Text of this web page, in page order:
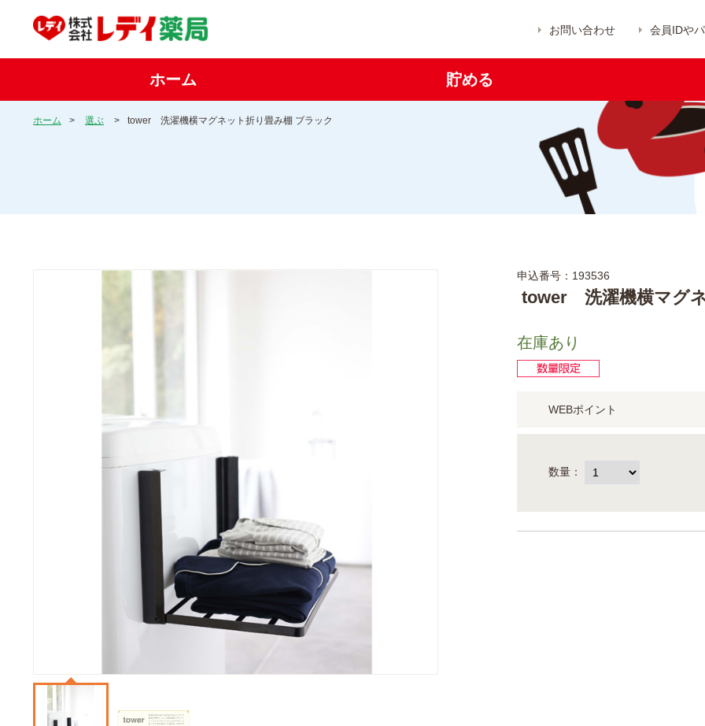
お問い合わせ 会員IDや
ホーム 貯める
ホーム > 選ぶ > tower 洗濯機横マグネット折り畳み棚 ブラック
申込番号：193536
tower 洗濯機横マグ
在庫あり
WEBポイント
数量：